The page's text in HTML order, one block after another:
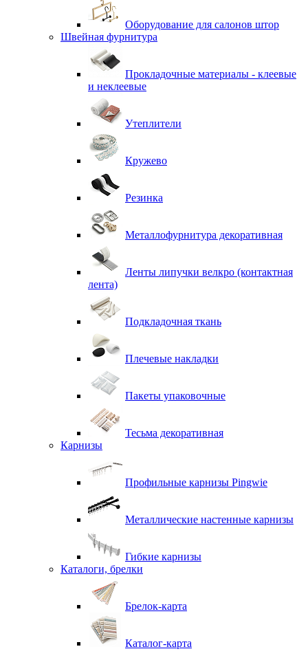
Оборудование для салонов штор
Швейная фурнитура
Прокладочные материалы - клеевые
и неклеевые
Утеплители
Кружево
Резинка
Металлофурнитура декоративная
Ленты липучки велкро (контактная
лента)
Подкладочная ткань
Плечевые накладки
Пакеты упаковочные
Тесьма декоративная
Карнизы
Профильные карнизы Pingwie
Металлические настенные карнизы
Гибкие карнизы
Каталоги, брелки
Брелок-карта
Каталог-карта